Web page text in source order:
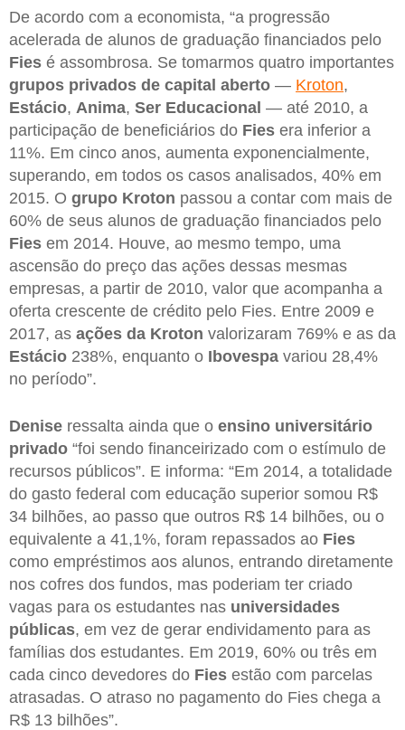
De acordo com a economista, “a progressão
acelerada de alunos de graduação financiados pelo
Fies é assombrosa. Se tomarmos quatro importantes
grupos privados de capital aberto — Kroton,
Estácio, Anima, Ser Educacional — até 2010, a
participação de beneficiários do Fies era inferior a
11%. Em cinco anos, aumenta exponencialmente,
superando, em todos os casos analisados, 40% em
2015. O grupo Kroton passou a contar com mais de
60% de seus alunos de graduação financiados pelo
Fies em 2014. Houve, ao mesmo tempo, uma
ascensão do preço das ações dessas mesmas
empresas, a partir de 2010, valor que acompanha a
oferta crescente de crédito pelo Fies. Entre 2009 e
2017, as ações da Kroton valorizaram 769% e as da
Estácio 238%, enquanto o Ibovespa variou 28,4%
no período”.
Denise ressalta ainda que o ensino universitário
privado “foi sendo financeirizado com o estímulo de
recursos públicos”. E informa: “Em 2014, a totalidade
do gasto federal com educação superior somou R$
34 bilhões, ao passo que outros R$ 14 bilhões, ou o
equivalente a 41,1%, foram repassados ao Fies
como empréstimos aos alunos, entrando diretamente
nos cofres dos fundos, mas poderiam ter criado
vagas para os estudantes nas universidades
públicas, em vez de gerar endividamento para as
famílias dos estudantes. Em 2019, 60% ou três em
cada cinco devedores do Fies estão com parcelas
atrasadas. O atraso no pagamento do Fies chega a
R$ 13 bilhões”.